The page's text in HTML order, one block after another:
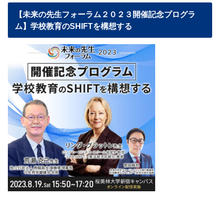
【未来の先生フォーラム２０２３開催記念プログラ
ム】学校教育のSHIFTを構想する